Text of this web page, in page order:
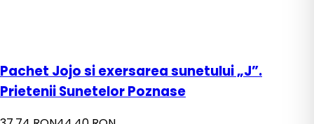
Pachet Jojo si exersarea sunetului „J”.
Prietenii Sunetelor Poznase